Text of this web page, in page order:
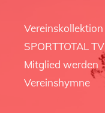
Vereinskollektion
SPORTTOTAL TV
Mitglied werden
Vereinshymne